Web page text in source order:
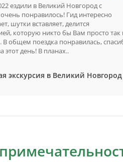
ездили в Великий Новгород с
понравилось! Гид интересно
шутки вставляет, делится
которую никто бы Вам просто так
В общем поездка понравилась,
этот день! В планах..
экскурсия в Великий Новгород